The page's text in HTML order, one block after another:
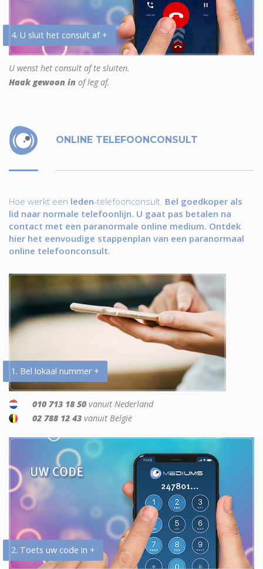
4. U sluit het consult af +
U wenst het consult af te sluiten.
Haak gewoon in of leg af.
ONLINE TELEFOONCONSULT
Hoe werkt een leden-telefoonconsult. Bel goedkoper als
lid naar normale telefoonlijn. U gaat pas betalen na
contact met een paranormale online medium. Ontdek
hier het eenvoudige stappenplan van een paranormaal
online telefoonconsult.
1. Bel lokaal nummer +
010 713 18 50 vanuit Nederland
02 788 12 43 vanuit België
2. Toets uw code in +